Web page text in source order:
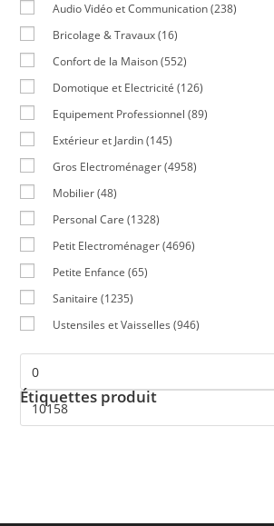
Audio Vidéo et Communication (238)
Bricolage & Travaux (16)
Confort de la Maison (552)
Domotique et Electricité (126)
Equipement Professionnel (89)
Extérieur et Jardin (145)
Gros Electroménager (4958)
Mobilier (48)
Personal Care (1328)
Petit Electroménager (4696)
Petite Enfance (65)
Sanitaire (1235)
Ustensiles et Vaisselles (946)
Étiquettes produit